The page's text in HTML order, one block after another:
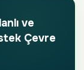
ve
Çevre